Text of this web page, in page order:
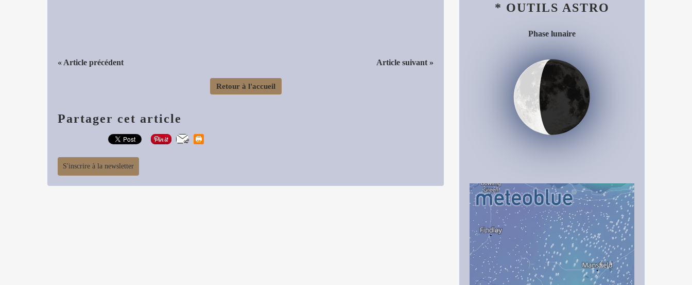
« Article précédent Article suivant »
Retour à l'accueil
Partager cet article
S'inscrire à la newsletter
* OUTILS ASTRO
Phase lunaire
Décroissant (34%)